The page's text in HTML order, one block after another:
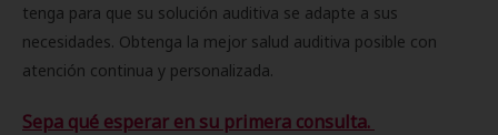
tenga para que su solución auditiva se adapte a sus
necesidades. Obtenga la mejor salud auditiva posible con
atención continua y personalizada.
Sepa qué esperar en su primera consulta.